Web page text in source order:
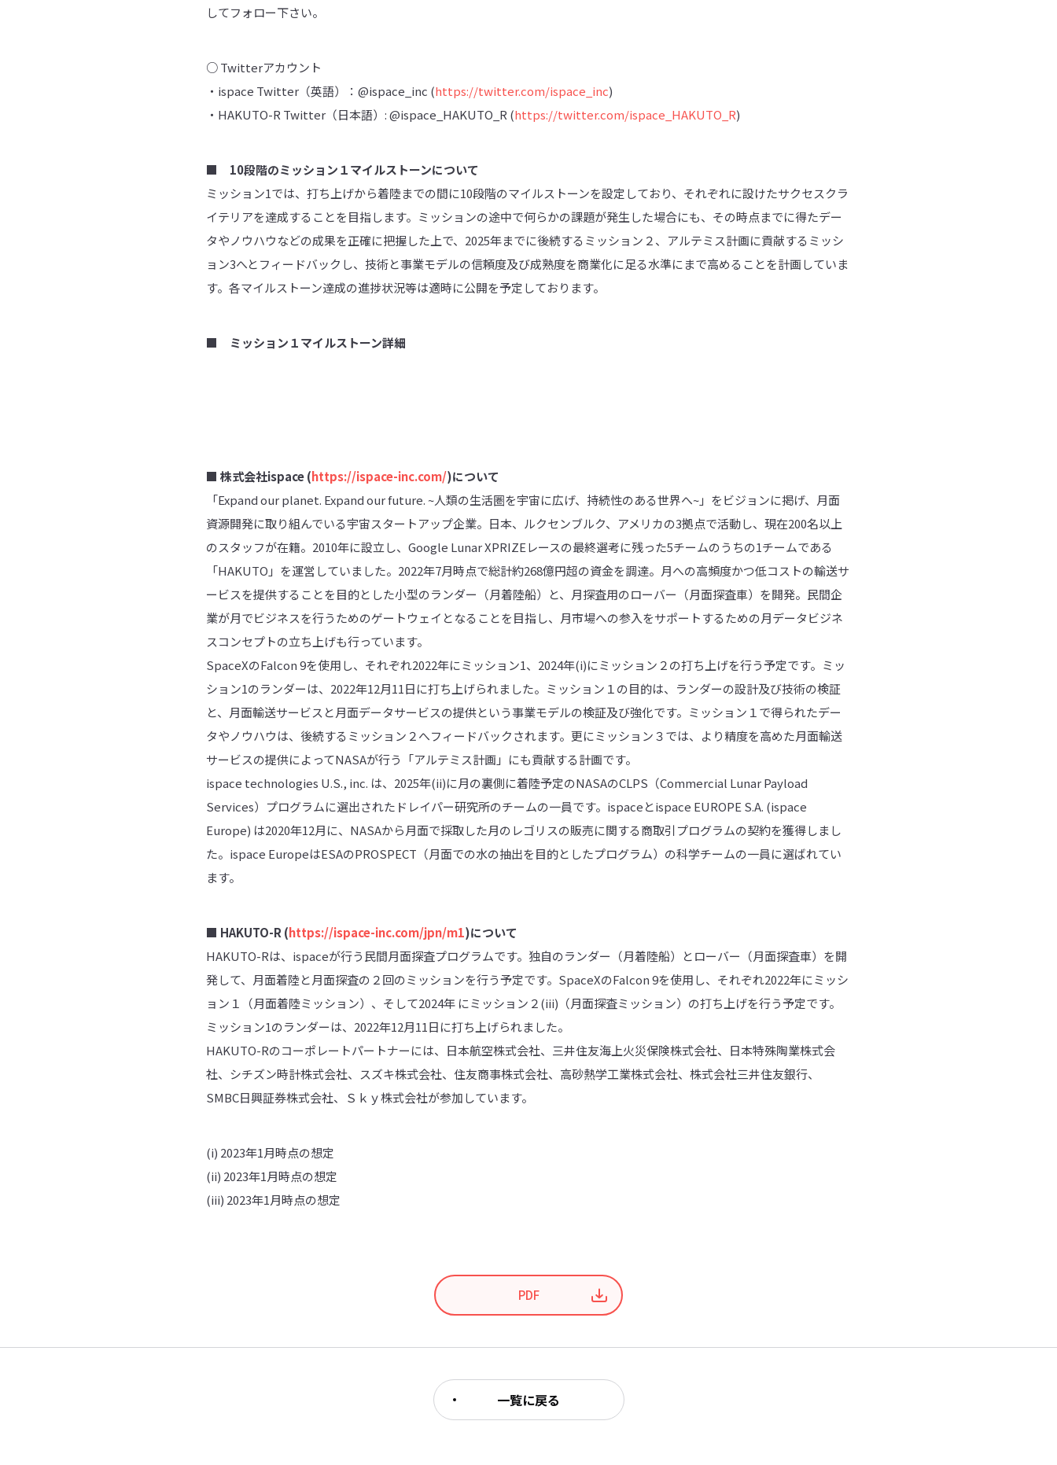
してフォロー下さい。
○ Twitterアカウント
・ispace Twitter（英語）：@ispace_inc (https://twitter.com/ispace_inc)
・HAKUTO-R Twitter（日本語）: @ispace_HAKUTO_R (https://twitter.com/ispace_HAKUTO_R)
■ 10段階のミッション１マイルストーンについて
ミッション1では、打ち上げから着陸までの間に10段階のマイルストーンを設定しており、それぞれに設けたサクセスクラ
イテリアを達成することを目指します。ミッションの途中で何らかの課題が発生した場合にも、その時点までに得たデー
タやノウハウなどの成果を正確に把握した上で、2025年までに後続するミッション２、アルテミス計画に貢献するミッシ
ョン3へとフィードバックし、技術と事業モデルの信頼度及び成熟度を商業化に足る水準にまで高めることを計画していま
す。各マイルストーン達成の進捗状況等は適時に公開を予定しております。
■ ミッション１マイルストーン詳細
■ 株式会社ispace (https://ispace-inc.com/)について
「Expand our planet. Expand our future. ~人類の生活圏を宇宙に広げ、持続性のある世界へ~」をビジョンに掲げ、月面
資源開発に取り組んでいる宇宙スタートアップ企業。日本、ルクセンブルク、アメリカの3拠点で活動し、現在200名以上
のスタッフが在籍。2010年に設立し、Google Lunar XPRIZEレースの最終選考に残った5チームのうちの1チームである
「HAKUTO」を運営していました。2022年7月時点で総計約268億円超の資金を調達。月への高頻度かつ低コストの輸送サ
ービスを提供することを目的とした小型のランダー（月着陸船）と、月探査用のローバー（月面探査車）を開発。民間企
業が月でビジネスを行うためのゲートウェイとなることを目指し、月市場への参入をサポートするための月データビジネ
スコンセプトの立ち上げも行っています。
SpaceXのFalcon 9を使用し、それぞれ2022年にミッション1、2024年(i)にミッション２の打ち上げを行う予定です。ミッ
ション1のランダーは、2022年12月11日に打ち上げられました。ミッション１の目的は、ランダーの設計及び技術の検証
と、月面輸送サービスと月面データサービスの提供という事業モデルの検証及び強化です。ミッション１で得られたデー
タやノウハウは、後続するミッション２へフィードバックされます。更にミッション３では、より精度を高めた月面輸送
サービスの提供によってNASAが行う「アルテミス計画」にも貢献する計画です。
ispace technologies U.S., inc. は、2025年(ii)に月の裏側に着陸予定のNASAのCLPS（Commercial Lunar Payload
Services）プログラムに選出されたドレイパー研究所のチームの一員です。ispaceとispace EUROPE S.A. (ispace
Europe) は2020年12月に、NASAから月面で採取した月のレゴリスの販売に関する商取引プログラムの契約を獲得しまし
た。ispace EuropeはESAのPROSPECT（月面での水の抽出を目的としたプログラム）の科学チームの一員に選ばれてい
ます。
■ HAKUTO-R (https://ispace-inc.com/jpn/m1)について
HAKUTO-Rは、ispaceが行う民間月面探査プログラムです。独自のランダー（月着陸船）とローバー（月面探査車）を開
発して、月面着陸と月面探査の２回のミッションを行う予定です。SpaceXのFalcon 9を使用し、それぞれ2022年にミッシ
ョン１（月面着陸ミッション）、そして2024年 にミッション２(iii)（月面探査ミッション）の打ち上げを行う予定です。
ミッション1のランダーは、2022年12月11日に打ち上げられました。
HAKUTO-Rのコーポレートパートナーには、日本航空株式会社、三井住友海上火災保険株式会社、日本特殊陶業株式会
社、シチズン時計株式会社、スズキ株式会社、住友商事株式会社、高砂熱学工業株式会社、株式会社三井住友銀行、
SMBC日興証券株式会社、Ｓｋｙ株式会社が参加しています。
(i) 2023年1月時点の想定
(ii) 2023年1月時点の想定
(iii) 2023年1月時点の想定
PDF
一覧に戻る